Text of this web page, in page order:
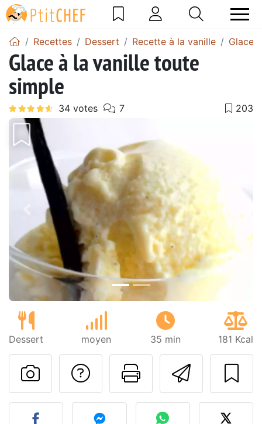
Recettes Dessert Recette à la vanille Glace
Glace à la vanille toute
simple
Précédent
Dessert moyen 35 min 181 Kcal
Imprimer
Poser une
Publier votre photo de